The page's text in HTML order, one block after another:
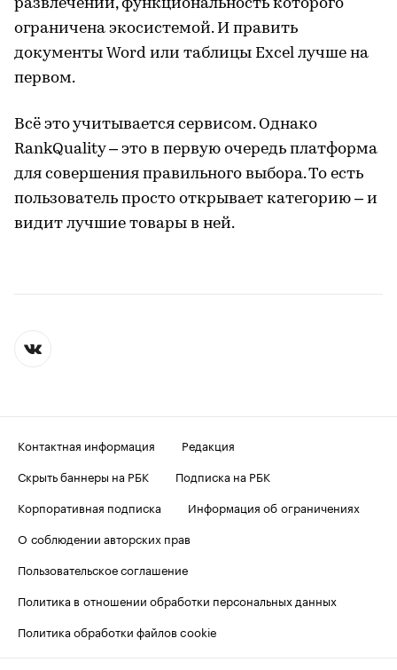
развлечений, функциональность которого
ограничена экосистемой. И править
документы Word или таблицы Excel лучше на
первом.
Всё это учитывается сервисом. Однако
RankQuality – это в первую очередь платформа
для совершения правильного выбора. То есть
пользователь просто открывает категорию – и
видит лучшие товары в ней.
Контактная информация
Редакция
Скрыть баннеры на РБК
Подписка на РБК
Корпоративная подписка
Информация об ограничениях
О соблюдении авторских прав
Пользовательское соглашение
Политика в отношении обработки персональных данных
Политика обработки файлов cookie